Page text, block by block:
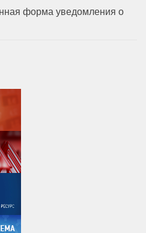
форма уведомления о